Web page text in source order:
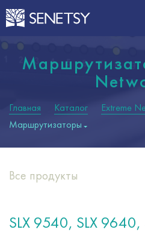
Главная Каталог
Extreme
Маршрутизаторы
Все продукты
SLX 9540, SLX 9640,